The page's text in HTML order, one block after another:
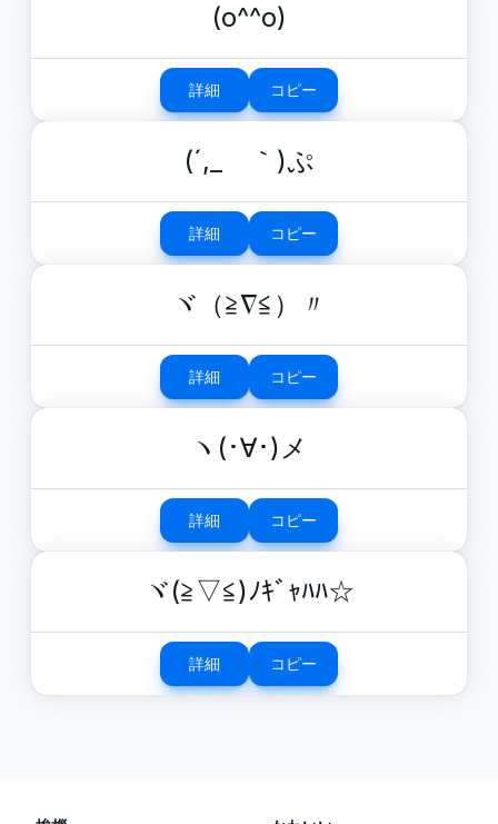
(o^^o)
詳細 コピー
(´,_ゝ｀)ぷ
詳細 コピー
ヾ（≧∇≦）〃
詳細 コピー
ヽ(･∀･)メ
詳細 コピー
ヾ(≧▽≦)ﾉｷﾞｬﾊﾊ☆
詳細 コピー